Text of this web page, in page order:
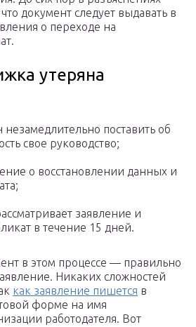
документ следует выдавать в
о переходе на
утеряна
незамедлительно поставить об
свое руководство;
о восстановлении данных и
заявление и
в течение 15 дней.
в этом процессе — правильно
Никаких сложностей
как заявление пишется в
форме на имя
работодателя. Вот